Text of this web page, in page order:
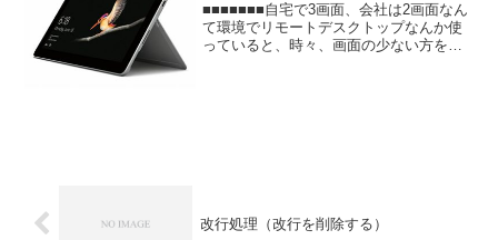
■■■■■■■自宅で3画面、会社は2画面なん
て環境でリモートデスクトップなんか使
っていると、時々、画面の少ない方を操
改行処理（改行を削除する）